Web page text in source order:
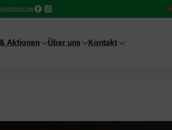
Aktionen Über uns Kontakt